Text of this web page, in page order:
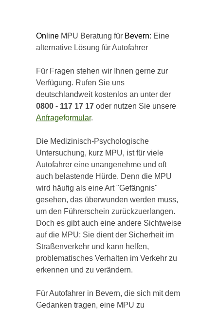
Online MPU Beratung für Bevern: Eine
alternative Lösung für Autofahrer
Für Fragen stehen wir Ihnen gerne zur
Verfügung. Rufen Sie uns
deutschlandweit kostenlos an unter der
0800 - 117 17 17 oder nutzen Sie unsere
Anfrageformular.
Die Medizinisch-Psychologische
Untersuchung, kurz MPU, ist für viele
Autofahrer eine unangenehme und oft
auch belastende Hürde. Denn die MPU
wird häufig als eine Art "Gefängnis"
gesehen, das überwunden werden muss,
um den Führerschein zurückzuerlangen.
Doch es gibt auch eine andere Sichtweise
auf die MPU: Sie dient der Sicherheit im
Straßenverkehr und kann helfen,
problematisches Verhalten im Verkehr zu
erkennen und zu verändern.
Für Autofahrer in Bevern, die sich mit dem
Gedanken tragen, eine MPU zu